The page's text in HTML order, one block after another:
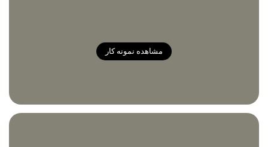
مشاهده نمونه کار